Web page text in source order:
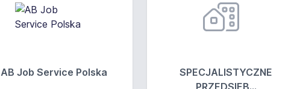
AB Job Service Polska
SPECJALISTYCZNE
PRZEDSIĘB...